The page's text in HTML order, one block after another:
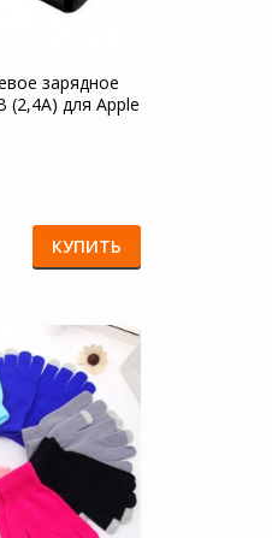
зарядное
(2,4А) для Apple
КУПИТЬ